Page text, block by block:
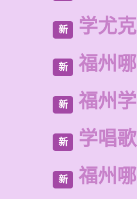
新 学尤
新 福州
新 福州
新 学唱
新 福州